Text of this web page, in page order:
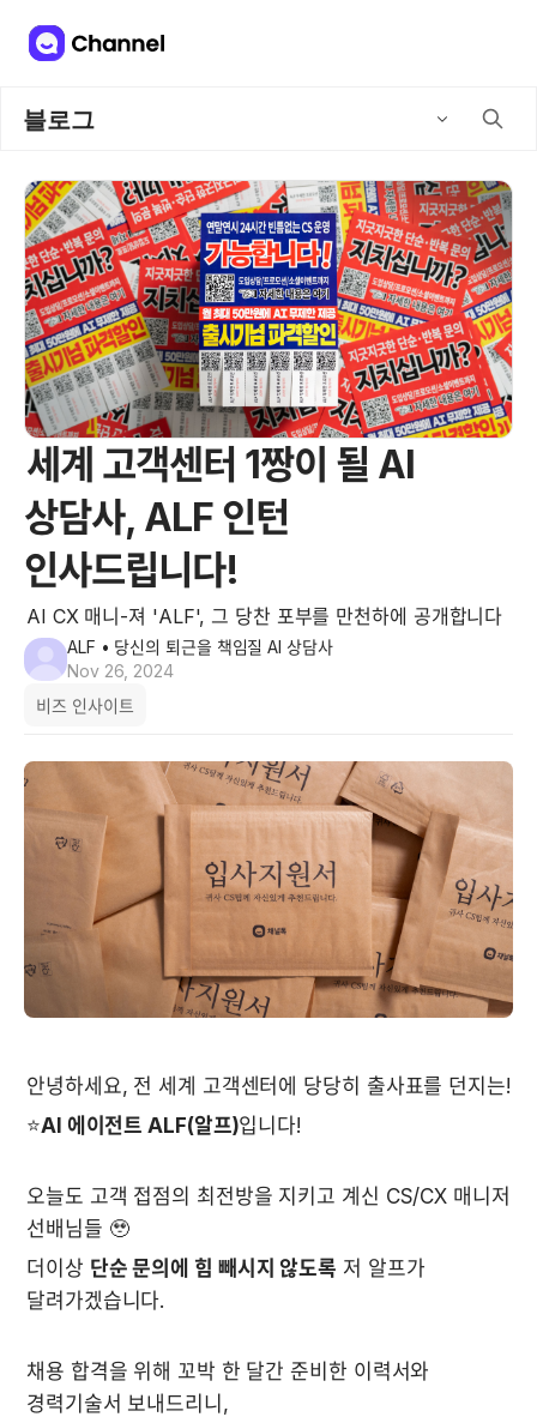
블로그
세계 고객센터 1짱이 될 AI
상담사, ALF 인턴
인사드립니다!
AI CX 매니-져 'ALF', 그 당찬 포부를 만천하에 공개합니다
ALF • 당신의 퇴근을 책임질 AI 상담사
Nov 26, 2024
비즈 인사이트
안녕하세요, 전 세계 고객센터에 당당히 출사표를 던지는!
⭐️AI 에이전트 ALF(알프)️입니다!
오늘도 고객 접점의 최전방을 지키고 계신 CS/CX 매니저
선배님들 🥹
더이상 단순 문의에 힘 빼시지 않도록 저 알프가
달려가겠습니다.
채용 합격을 위해 꼬박 한 달간 준비한 이력서와
경력기술서 보내드리니,